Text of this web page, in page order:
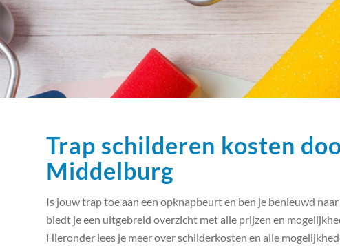
Trap schilderen kosten
Middelburg
Is jouw trap toe aan een opknapbeurt en ben je benieuwd
biedt je een uitgebreid overzicht met alle prijzen en
Hieronder lees je meer over schilderkosten en alle